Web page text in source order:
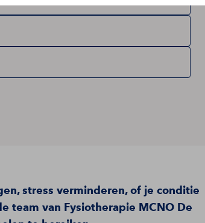
stress verminderen, of je conditie
team van Fysiotherapie MCNO De